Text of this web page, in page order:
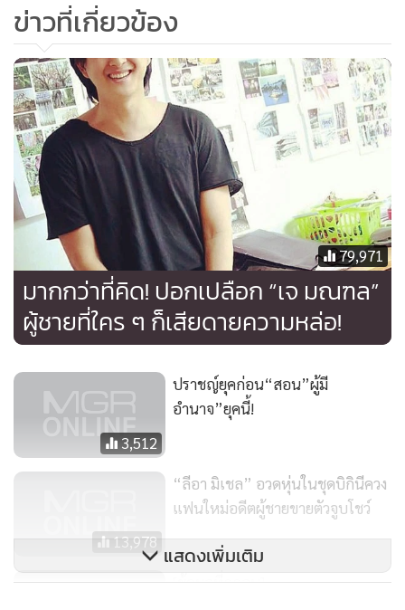
กุยช่ายทำลายตับ-ธาตุไม้
สำหรับใบยาสูบ ทำลายธาตุทองคือปอด ใบยาสูบน่าจะเป็นของ
สูบระหว่างอาหารมากกว่าเป็นอาหาร
อาหารที่ต้องห้ามดังกล่าว เช่น กระเทียมและหอม แม้ว่าทางการ
วิจัยและรายงานทางวิทยาศาสตร์จะไต้ ระบุว่ามีประโยชน์ต่อ
สุขภาพหลายด้านก็ตาม แต่การรับประทานเป็นประจำอาจเป็น
อันตราย ต่อกายและใจ สารสำคัญในสมุนไพรดังกล่าวสามารถ
กระตุ้นอารมณ์และจิตใจ ทำให้จิตใจไม่สงบ เพิ่มความกำหนัด
รบกวนความสัมพันธ์ระหว่างพลังกายและพลังใจ
การกินอาหารเจแบ่งเป็น 3 กลุ่มคล้ายการกินอาหารมังสวิรัติ คือ
อาหารเจบริสุทธิ์ อาหารเจแบบดื่มนม และอาหารเจดื่มนมและ
ข่าวที่เกี่ยวข้อง
79,971
มากกว่าที่คิด! ปอกเปลือก “เจ มณฑล”
ผู้ชายที่ใคร ๆ ก็เสียดายความหล่อ!
3,512
ปราชญ์ยุคก่อน“สอน”ผู้มี
อำนาจ”ยุคนี้!
13,978
“ลีอา มิเชล” อวดหุ่นในชุดบิกินีควง
แฟนใหม่อดีตผู้ชายขายตัวจูบโชว์
[ข้อมูลที่ถูกลบ]
แสดงเพิ่มเติม